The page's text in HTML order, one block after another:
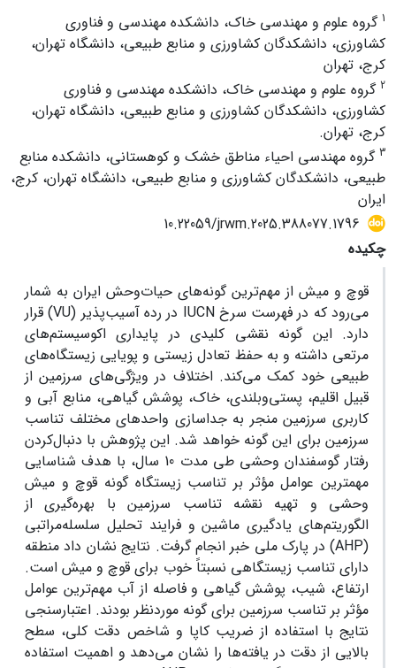
1 گروه علوم و مهندسی خاک، دانشکده مهندسی و فناوری
کشاورزی، دانشکدگان کشاورزی و منابع طبیعی، دانشگاه تهران،
کرج، تهران
2 گروه علوم و مهندسی خاک، دانشکده مهندسی و فناوری
کشاورزی، دانشکدگان کشاورزی و منابع طبیعی، دانشگاه تهران،
کرج، تهران.
3 گروه مهندسی احیاء مناطق خشک و کوهستانی، دانشکده منابع
طبیعی، دانشکدگان کشاورزی و منابع طبیعی، دانشگاه تهران، کرج،
ایران
10.22059/jrwm.2025.388077.1796
چکیده
قوچ و میش از مهم‌ترین گونه‌های حیات‌وحش ایران به ‌شمار
می‌رود که در فهرست سرخ IUCN در رده آسیب‌پذیر (VU) قرار
دارد. این گونه‌ نقشی کلیدی در پایداری اکوسیستم‌های
مرتعی داشته و به حفظ تعادل زیستی و پویایی زیستگاه‌های
طبیعی خود کمک می‌کند. اختلاف در ویژگی‌های سرزمین از
قبیل اقلیم، پستی‌وبلندی، خاک، پوشش گیاهی، منابع آبی و
کاربری سرزمین منجر به جداسازی واحدهای مختلف تناسب
سرزمین برای این گونه خواهد شد. این پژوهش با دنبال‌کردن
رفتار گوسفندان وحشی طی مدت 10 سال، با هدف شناسایی
مهمترین عوامل مؤثر بر تناسب زیستگاه گونه‌ قوچ و میش
وحشی و تهیه نقشه تناسب سرزمین با بهره‌گیری از
الگوریتم‌های یادگیری ماشین و فرایند تحلیل سلسله‌مراتبی
(AHP) در پارک ملی خبر انجام گرفت. نتایج نشان داد منطقه
دارای تناسب زیستگاهی نسبتاً خوب برای‌ قوچ و میش است.
ارتفاع، شیب، پوشش گیاهی و فاصله از آب مهم‌ترین عوامل
مؤثر بر تناسب سرزمین برای گونه مورد‌‌نظر‌ بودند. اعتبارسنجی
نتایج با استفاده از ضریب کاپا و شاخص دقت کلی، سطح
بالایی از دقت در یافته‌ها را نشان می‌دهد و اهمیت استفاده